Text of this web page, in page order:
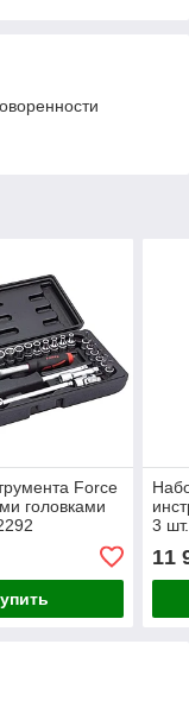
Force
головками
3
11